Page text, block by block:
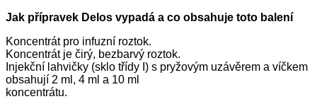
Jak přípravek Delos vypadá a co obsahuje toto balení
Koncentrát pro infuzní roztok.
Koncentrát je čirý, bezbarvý roztok.
Injekční lahvičky (sklo třídy I) s pryžovým uzávěrem a víčkem
obsahují 2 ml, 4 ml a 10 ml
koncentrátu.